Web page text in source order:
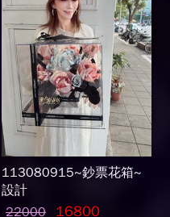
113080915~鈔票花箱~
設計
22000
16800